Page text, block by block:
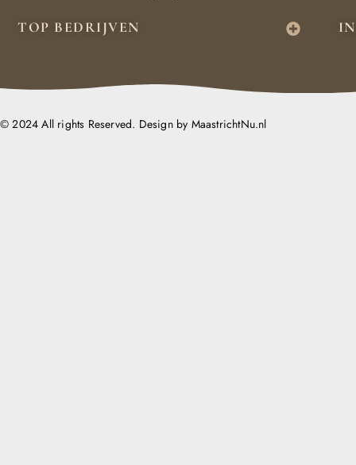
TOP BEDRIJVEN
© 2024 All rights Reserved. Design by MaastrichtNu.nl